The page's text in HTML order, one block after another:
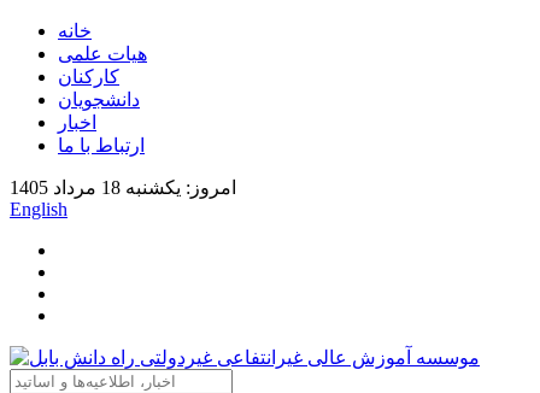
خانه
هیات علمی
کارکنان
دانشجویان
اخبار
ارتباط با ما
امروز: یکشنبه 18 مرداد 1405
English